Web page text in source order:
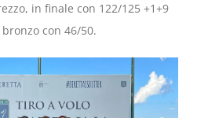
in finale con 122/125 +1+9
con 46/50.